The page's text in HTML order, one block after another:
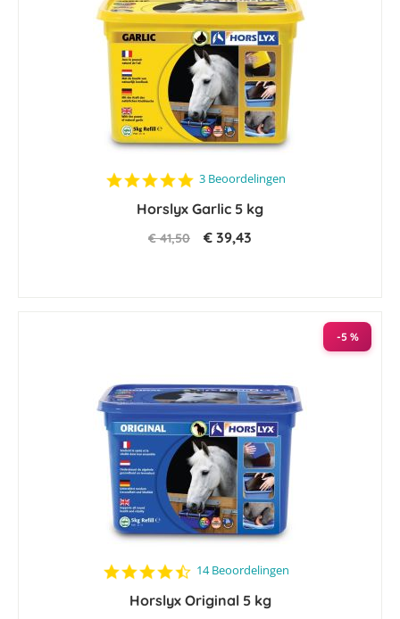
5.0
rating
3 Beoordelingen
Horslyx Garlic 5 kg
€ 41,50 € 39,43
-5 %
4.7
rating
14 Beoordelingen
Horslyx Original 5 kg